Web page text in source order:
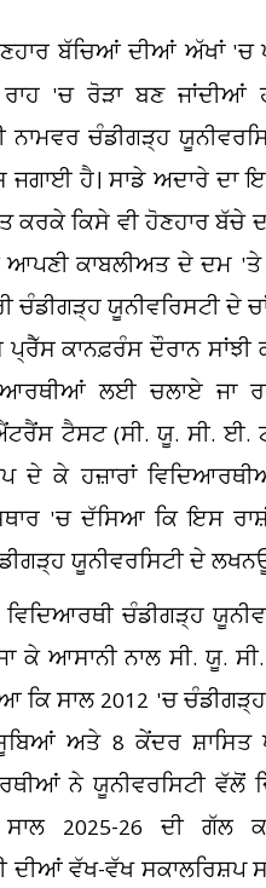
ਬੱਚਿਆਂ ਦੀਆਂ ਅੱਖਾਂ
'ਚ ਰੋੜਾ ਬਣ ਜਾਂਦੀਆਂ
ਚੰਡੀਗੜ੍ਹ
ਹੈ। ਸਾਡੇ ਅਦਾਰੇ ਦਾ
ਕਰਕੇ ਕਿਸੇ ਵੀ ਹੋਣਹਾਰ ਬੱਚੇ
ਆਪਣੀ ਕਾਬਲੀਅਤ ਦੇ ਦਮ
ਚੰਡੀਗੜ੍ਹ ਯੂਨੀਵਰਿਸਟੀ ਦੇ
ਕਾਨਫ਼ਰੰਸ ਦੌਰਾਨ ਸਾਂਝੀ
ਲਈ ਚਲਾਏ ਜਾ
ਟੈਸਟ (ਸੀ. ਯੂ. ਸੀ. ਈ.
ਦੇ ਕੇ ਹਜ਼ਾਰਾਂ
'ਚ ਦੱਸਿਆ ਕਿ ਇਸ
ਯੂਨੀਵਰਸਿਟੀ ਦੇ
ਚੰਡੀਗੜ੍ਹ
ਕੇ ਆਸਾਨੀ ਨਾਲ ਸੀ. ਯੂ.
ਕਿ ਸਾਲ 2012 'ਚ
ਅਤੇ 8 ਕੇਂਦਰ ਸ਼ਾਸਿਤ
ਨੇ ਯੂਨੀਵਰਸਿਟੀ ਵੱਲੋਂ
2025-26 ਦੀ ਗੱਲ
ਦੀਆਂ ਵੱਖ-ਵੱਖ ਸਕਾਲਰਿਸ਼ਪ